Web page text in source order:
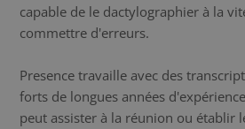
capable de le dactylographier à la
commettre d'erreurs.
Presence travaille avec des
forts de longues années
peut assister à la réunion ou établir